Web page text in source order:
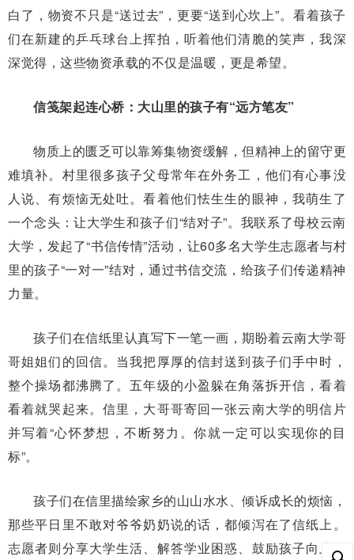
白了，物资不只是“送过去”，更要“送到心坎上”。看着孩子
们在新建的乒乓球台上挥拍，听着他们清脆的笑声，我深
深觉得，这些物资承载的不仅是温暖，更是希望。
信笺架起连心桥：大山里的孩子有“远方笔友”
物质上的匮乏可以靠筹集物资缓解，但精神上的留守更
难填补。村里很多孩子父母常年在外务工，他们有心事没
人说、有烦恼无处吐。看着他们怯生生的眼神，我萌生了
一个念头：让大学生和孩子们“结对子”。我联系了母校云南
大学，发起了“书信传情”活动，让60多名大学生志愿者与村
里的孩子“一对一”结对，通过书信交流，给孩子们传递精神
力量。
孩子们在信纸里认真写下一笔一画，期盼着云南大学哥
哥姐姐们的回信。当我把厚厚的信封送到孩子们手中时，
整个操场都沸腾了。五年级的小盈躲在角落拆开信，看着
看着就哭起来。信里，大哥哥寄回一张云南大学的明信片
并写着“心怀梦想，不断努力。你就一定可以实现你的目
标”。
孩子们在信里描绘家乡的山山水水、倾诉成长的烦恼，
那些平日里不敢对爷爷奶奶说的话，都倾泻在了信纸上。
志愿者则分享大学生活、解答学业困惑、鼓励孩子向上。